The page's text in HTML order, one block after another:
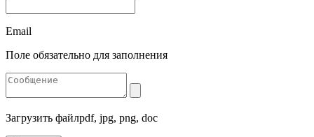
Email
Поле обязательно для заполнения
Загрузить файлpdf, jpg, png, doc